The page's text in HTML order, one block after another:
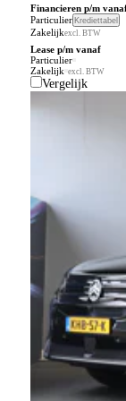
Financieren p/m
ParticulierKrediettabel
Zakelijkexcl. BTW
Lease p/m vanaf
Particulier
Zakelijk excl. BTW
Vergelijk